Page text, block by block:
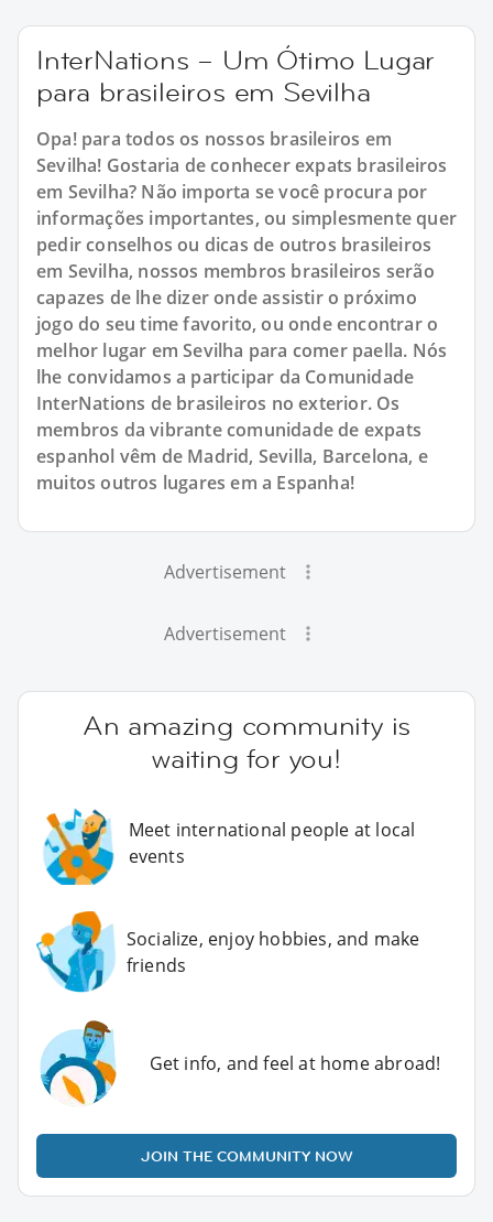
InterNations – Um Ótimo Lugar
para brasileiros em Sevilha
Opa! para todos os nossos brasileiros em
Sevilha! Gostaria de conhecer expats brasileiros
em Sevilha? Não importa se você procura por
informações importantes, ou simplesmente quer
pedir conselhos ou dicas de outros brasileiros
em Sevilha, nossos membros brasileiros serão
capazes de lhe dizer onde assistir o próximo
jogo do seu time favorito, ou onde encontrar o
melhor lugar em Sevilha para comer paella. Nós
lhe convidamos a participar da Comunidade
InterNations de brasileiros no exterior. Os
membros da vibrante comunidade de expats
espanhol vêm de Madrid, Sevilla, Barcelona, e
muitos outros lugares em a Espanha!
Advertisement
Advertisement
An amazing community is
waiting for you!
Meet international people at local
events
Socialize, enjoy hobbies, and make
friends
Get info, and feel at home abroad!
JOIN THE COMMUNITY NOW